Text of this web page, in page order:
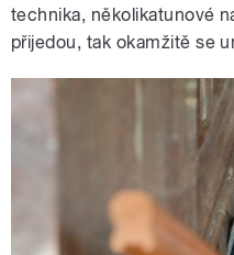
technika, několikatunové
přijedou, tak okamžitě se